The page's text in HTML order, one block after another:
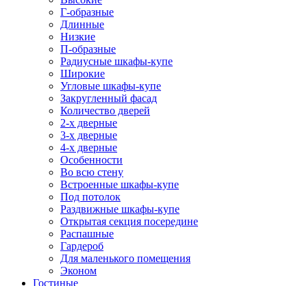
Г-образные
Длинные
Низкие
П-образные
Радиусные шкафы-купе
Широкие
Угловые шкафы-купе
Закругленный фасад
Количество дверей
2-х дверные
3-х дверные
4-х дверные
Особенности
Во всю стену
Встроенные шкафы-купе
Под потолок
Раздвижные шкафы-купе
Открытая секция посередине
Распашные
Гардероб
Для маленького помещения
Эконом
Гостиные